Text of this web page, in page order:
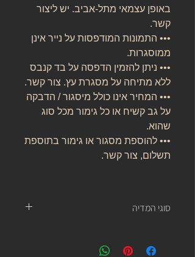
באופן עצמאי מתל-אביב. יש ליצור
קשר.
••• התמונות המודפסות על נייר אינן
ממוסגרות.
••• ניתן להזמין הדפסה על בד קנבס
ללא מתיחה על מסגרת עץ. צור קשר.
••• המחיר אינו כולל מיסגור / הדבקה
על גב קשיח או כל גימור מכל סוג
שהוא.
••• להוספת מסגור או גימור בתוספת
תשלום, צור קשר.
סוגי המדיה